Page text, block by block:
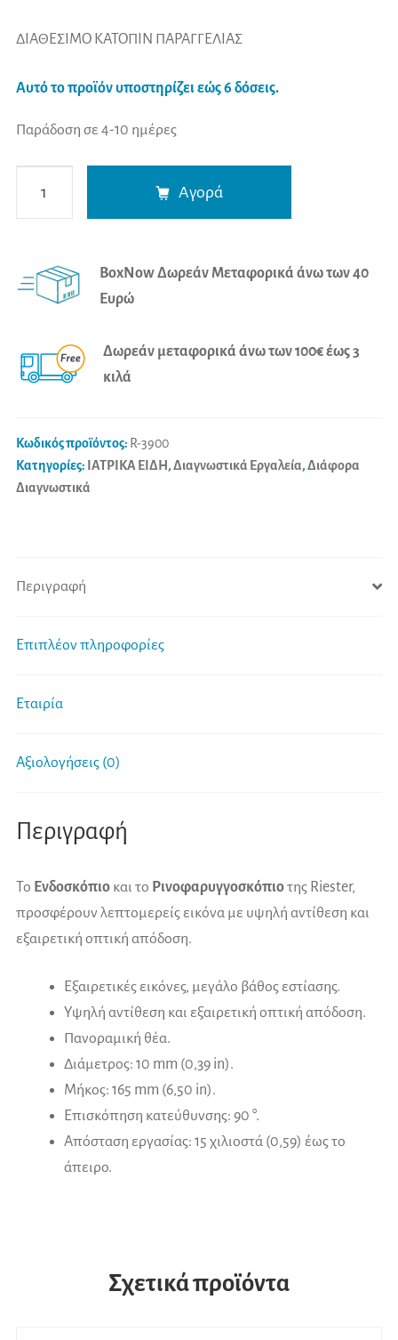
ΔΙΑΘΕΣΙΜΟ ΚΑΤΟΠΙΝ ΠΑΡΑΓΓΕΛΙΑΣ
Αυτό το προϊόν υποστηρίζει εώς 6 δόσεις.
Παράδοση σε 4-10 ημέρες
Ρινο-
ποσότητα
Αγορά
r
t
:
BoxNow Δωρεάν Μεταφορικά άνω των 40
Ευρώ
Δωρεάν μεταφορικά άνω των 100€ έως 3
κιλά
Κωδικός προϊόντος: R-3900
Κατηγορίες: ΙΑΤΡΙΚΑ ΕΙΔΗ,Διαγνωστικά Εργαλεία,Διάφορα
Διαγνωστικά
Περιγραφή
Επιπλέον πληροφορίες
Εταιρία
Αξιολογήσεις (0)
Περιγραφή
Το Ενδοσκόπιο και το Ρινοφαρυγγοσκόπιοτης Riester,
προσφέρουν λεπτομερείς εικόνα με υψηλή αντίθεση και
εξαιρετική οπτική απόδοση.
Εξαιρετικές εικόνες, μεγάλο βάθος εστίασης.
Υψηλή αντίθεση και εξαιρετική οπτική απόδοση.
Πανοραμική θέα.
Διάμετρος: 10 mm (0,39 in).
Μήκος: 165 mm (6,50 in).
Επισκόπηση κατεύθυνσης: 90 °.
Απόσταση εργασίας: 15 χιλιοστά (0,59) έως το
άπειρο.
Σχετικά προϊόντα